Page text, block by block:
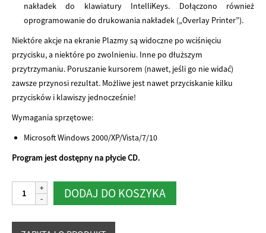
nakładek do klawiatury IntelliKeys. Dołączono również
oprogramowanie do drukowania nakładek („Overlay Printer”).
Niektóre akcje na ekranie Plazmy są widoczne po wciśnięciu
przycisku, a niektóre po zwolnieniu. Inne po dłuższym
przytrzymaniu. Poruszanie kursorem (nawet, jeśli go nie widać)
zawsze przynosi rezultat. Możliwe jest nawet przyciskanie kilku
przycisków i klawiszy jednocześnie!
Wymagania sprzętowe:
Microsoft Windows 2000/XP/Vista/7/10
Program jest dostępny na płycie CD.
ilość
Plazma
DODAJ DO KOSZYKA